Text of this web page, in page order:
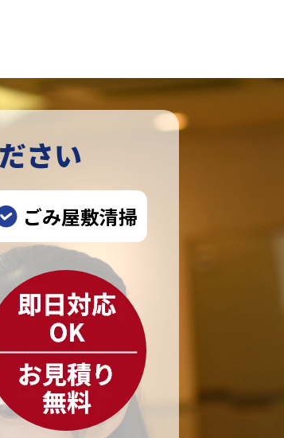
さい
ごみ屋敷清掃